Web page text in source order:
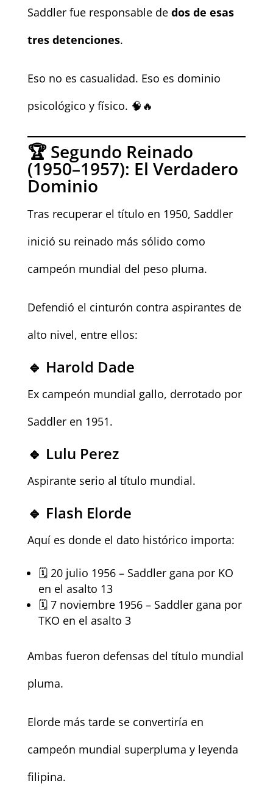
Saddler fue responsable de dos de esas
tres detenciones.
Eso no es casualidad. Eso es dominio
psicológico y físico. 🧠🔥
🏆 Segundo Reinado
(1950–1957): El Verdadero
Dominio
Tras recuperar el título en 1950, Saddler
inició su reinado más sólido como
campeón mundial del peso pluma.
Defendió el cinturón contra aspirantes de
alto nivel, entre ellos:
🔹 Harold Dade
Ex campeón mundial gallo, derrotado por
Saddler en 1951.
🔹 Lulu Perez
Aspirante serio al título mundial.
🔹 Flash Elorde
Aquí es donde el dato histórico importa:
🗓️ 20 julio 1956 – Saddler gana por KO
en el asalto 13
🗓️ 7 noviembre 1956 – Saddler gana por
TKO en el asalto 3
Ambas fueron defensas del título mundial
pluma.
Elorde más tarde se convertiría en
campeón mundial superpluma y leyenda
filipina.